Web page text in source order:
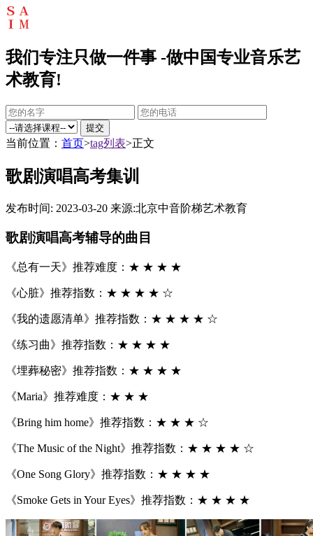
我们专注只做一件事 -做中国专业音乐艺
术教育!
提交
当前位置： 首页>tag列表>正文
歌剧演唱高考集训
发布时间: 2023-03-20 来源:北京中音阶梯艺术教育
歌剧演唱高考辅导的曲目
《总有一天》推荐难度：★ ★ ★ ★
《心脏》推荐指数：★ ★ ★ ★ ☆
《我的遗愿清单》推荐指数：★ ★ ★ ★ ☆
《练习曲》推荐指数：★ ★ ★ ★
《埋葬秘密》推荐指数：★ ★ ★ ★
《Maria》推荐难度：★ ★ ★
《Bring him home》推荐指数：★ ★ ★ ☆
《The Music of the Night》推荐指数：★ ★ ★ ★ ☆
《One Song Glory》推荐指数：★ ★ ★ ★
《Smoke Gets in Your Eyes》推荐指数：★ ★ ★ ★